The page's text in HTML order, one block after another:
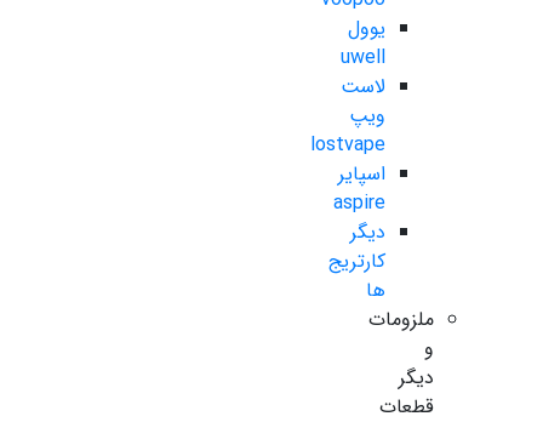
یوول
uwell
لاست
ویپ
lostvape
اسپایر
aspire
دیگر
کارتریج
ها
ملزومات
و
دیگر
قطعات